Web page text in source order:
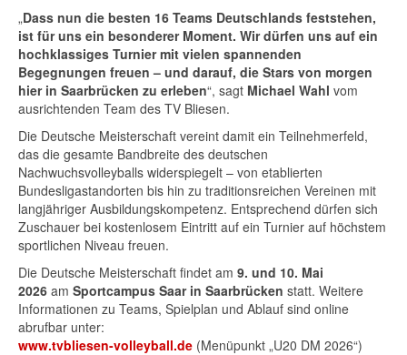
„Dass nun die besten 16 Teams Deutschlands feststehen,
ist für uns ein besonderer Moment. Wir dürfen uns auf ein
hochklassiges Turnier mit vielen spannenden
Begegnungen freuen – und darauf, die Stars von morgen
hier in Saarbrücken zu erleben“, sagt Michael Wahl vom
ausrichtenden Team des TV Bliesen.
Die Deutsche Meisterschaft vereint damit ein Teilnehmerfeld,
das die gesamte Bandbreite des deutschen
Nachwuchsvolleyballs widerspiegelt – von etablierten
Bundesligastandorten bis hin zu traditionsreichen Vereinen mit
langjähriger Ausbildungskompetenz. Entsprechend dürfen sich
Zuschauer bei kostenlosem Eintritt auf ein Turnier auf höchstem
sportlichen Niveau freuen.
Die Deutsche Meisterschaft findet am 9. und 10. Mai
2026 am Sportcampus Saar in Saarbrücken statt. Weitere
Informationen zu Teams, Spielplan und Ablauf sind online
abrufbar unter:
www.tvbliesen-volleyball.de (Menüpunkt „U20 DM 2026“)